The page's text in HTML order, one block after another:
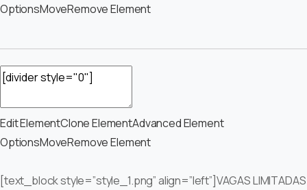
OptionsMoveRemove Element
Edit ElementClone ElementAdvanced Element
OptionsMoveRemove Element
[text_block style=”style_1.png” align=”left”]VAGAS LIMITADAS